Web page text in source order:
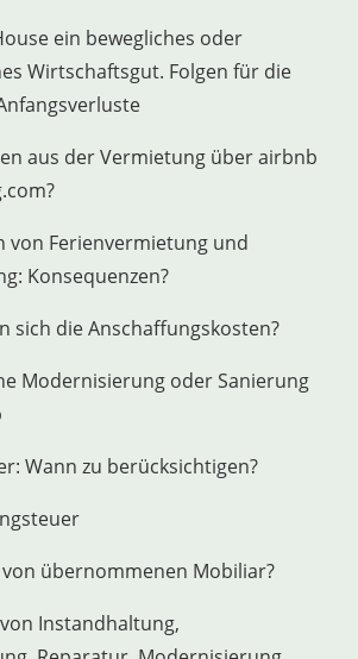
ein bewegliches oder
Wirtschaftsgut. Folgen für die
aus der Vermietung über airbnb
von Ferienvermietung und
Konsequenzen?
sich die Anschaffungskosten?
Modernisierung oder Sanierung
Wann zu berücksichtigen?
übernommenen Mobiliar?
Instandhaltung,